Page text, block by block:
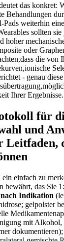
‌das konkret:
Behandlungen
⁢weiterhin
sollten
hoher
oder
die von
-⁤ genau diese
Ihrer Ergebnisse.
für
und
Leitfaden,
einfach ‌zu
bewährt, ⁤das ‌Sie
Indikation
gelpolster
​mit Alkohol,
dokumentieren);